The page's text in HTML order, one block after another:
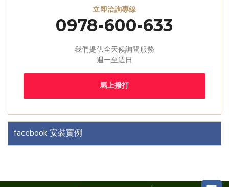
立即洽詢專線
0978-600-633
我們提供全天候詢問服務
週一至週日
馬上撥打
facebook 安裝實例